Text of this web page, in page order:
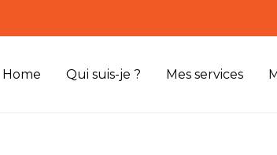
Home Qui suis-je ? Mes services